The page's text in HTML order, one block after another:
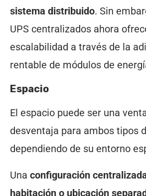
sistema distribuido. Sin
UPS centralizados ahora
escalabilidad a través de la
rentable de módulos de
Espacio
El espacio puede ser una
desventaja para ambos tipos
dependiendo de su entorno
Una configuración
habitación o ubicación